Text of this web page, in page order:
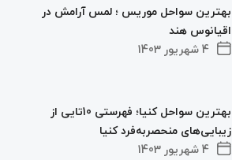
4 شهریور 1403
بهترین سواحل موریس ؛ لمس آرامش در
اقیانوس هند
4 شهریور 1403
بهترین سواحل کنیا؛ فهرستی 10تایی از
زیبایی‌های منحصربه‌فرد کنیا